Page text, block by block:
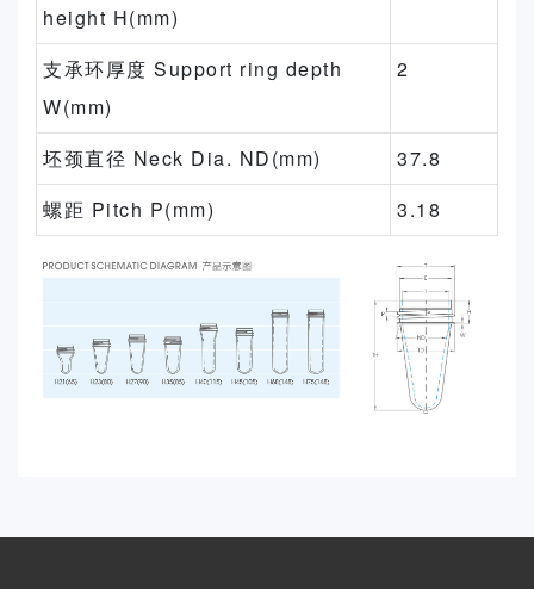
height H(mm)
支承环厚度 Support ring depth
W(mm)
2
坯颈直径 Neck Dia. ND(mm)
37.8
螺距 Pitch P(mm)
3.18